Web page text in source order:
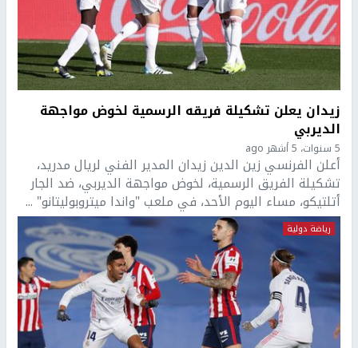
زيدان يعلن تشكيلة فريقه الرسمية لخوض مواجهة
الديربي
5 سنوات، 5 أشهر ago
أعلن الفرنسي زين الدين زيدان المدير الفني لريال مدريد،
تشكيلة الفريق الرسمية، لخوض مواجهة الديربي، ضد الجار
أتلتيكو، مساء اليوم الأحد، في ملعب "واندا ميتروبوليتانو" ...
رياضة دولية